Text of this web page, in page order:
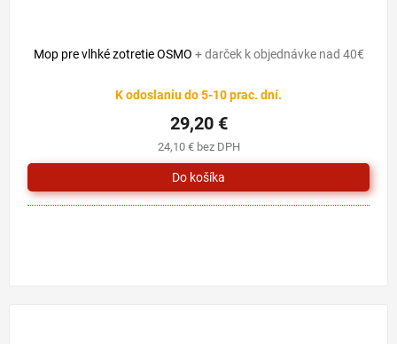
Mop pre vlhké zotretie OSMO + darček k objednávke nad 40€
K odoslaniu do 5-10 prac. dní.
24,10 € bez DPH
29,20 €